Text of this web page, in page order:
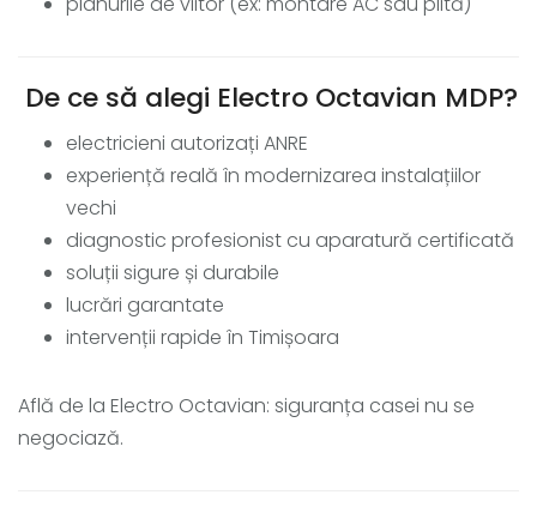
De ce să alegi Electro Octavian MDP?
electricieni autorizați ANRE
experiență reală în modernizarea instalațiilor
vechi
diagnostic profesionist cu aparatură certificată
soluții sigure și durabile
lucrări garantate
intervenții rapide în Timișoara
Află de la Electro Octavian: siguranța casei nu se
negociază.